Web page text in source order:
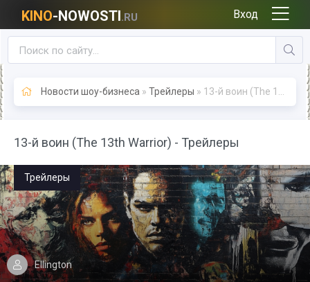
KINO-NOWOSTI.RU Вход
Новости шоу-бизнеса » Трейлеры » 13-й воин (The 13th Warrior) - Трейлеры
13-й воин (The 13th Warrior) - Трейлеры
Трейлеры
Ellington